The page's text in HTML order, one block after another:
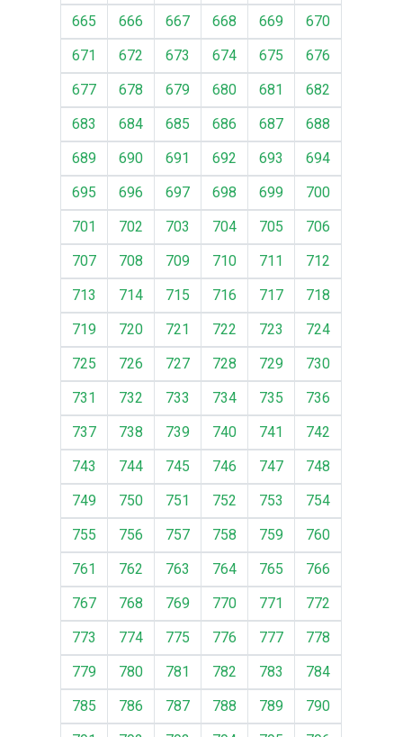
665
666 667 668 669
670
671
672 673 674 675
676
677
678 679 680 681
682
683
684 685 686 687
688
689
690 691 692 693
694
695
696 697 698 699
700
701
702 703 704 705
706
707
708 709 710 711
712
713
714 715 716 717
718
719
720 721 722 723
724
725
726 727 728 729
730
731
732 733 734 735
736
737
738 739 740 741
742
743
744 745 746 747
748
749
750 751 752 753
754
755
756 757 758 759
760
761
762 763 764 765
766
767
768 769 770 771
772
773
774 775 776 777
778
779
780 781 782 783
784
785
786 787 788 789
790